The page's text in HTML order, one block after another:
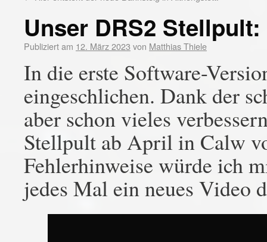
Unser DRS2
Publiziert am 12. März 2023 von Matthias Thiele
In die erste Software-
eingeschlichen. Dank der
aber schon vieles
Stellpult ab April in Calw
Fehlerhinweise würde ich
jedes Mal ein neues Video